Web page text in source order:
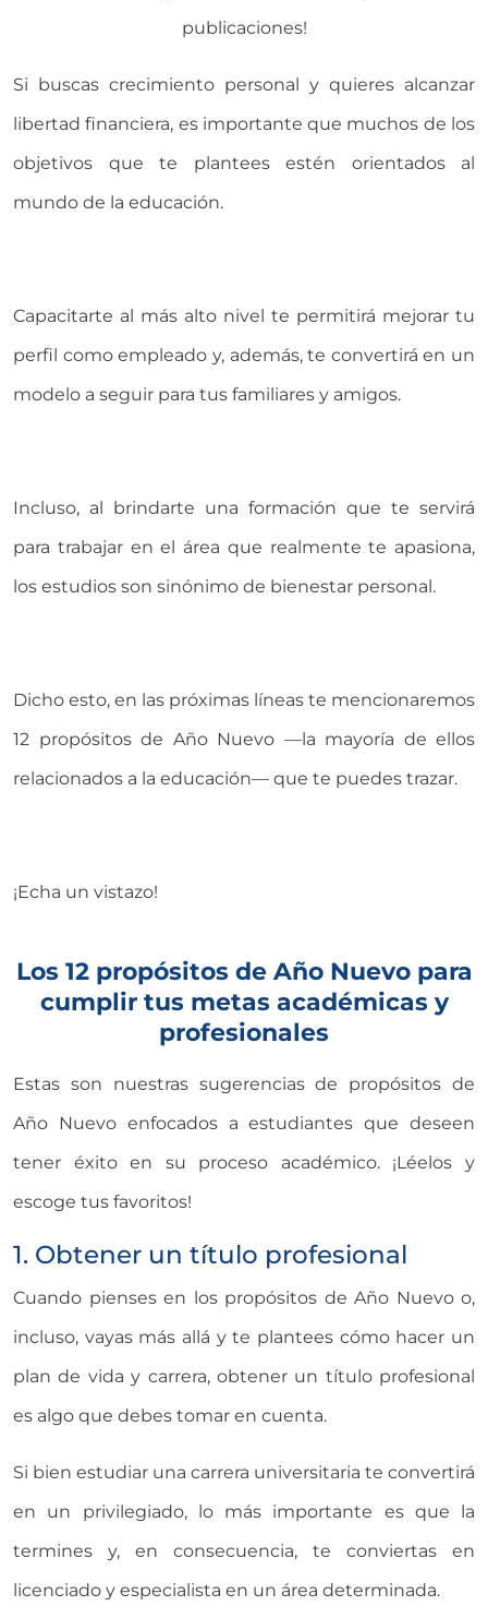
publicaciones!
Si buscas crecimiento personal y quieres alcanzar
libertad financiera, es importante que muchos de los
objetivos que te plantees estén orientados al
mundo de la educación.
Capacitarte al más alto nivel te permitirá mejorar tu
perfil como empleado y, además, te convertirá en un
modelo a seguir para tus familiares y amigos.
Incluso, al brindarte una formación que te servirá
para trabajar en el área que realmente te apasiona,
los estudios son sinónimo de bienestar personal.
Dicho esto, en las próximas líneas te mencionaremos
12 propósitos de Año Nuevo —la mayoría de ellos
relacionados a la educación— que te puedes trazar.
¡Echa un vistazo!
Los 12 propósitos de Año Nuevo para
cumplir tus metas académicas y
profesionales
Estas son nuestras sugerencias de propósitos de
Año Nuevo enfocados a estudiantes que deseen
tener éxito en su proceso académico. ¡Léelos y
escoge tus favoritos!
1. Obtener un título profesional
Cuando pienses en los propósitos de Año Nuevo o,
incluso, vayas más allá y te plantees cómo hacer un
plan de vida y carrera, obtener un título profesional
es algo que debes tomar en cuenta.
Si bien estudiar una carrera universitaria te convertirá
en un privilegiado, lo más importante es que la
termines y, en consecuencia, te conviertas en
licenciado y especialista en un área determinada.